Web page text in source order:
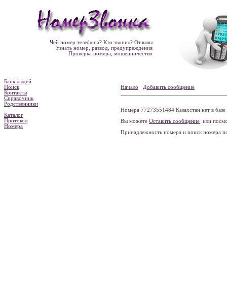
Чей номер телефона? Кто звонил? Отзывы
Узнать номер, развод, предупреждения
Проверка номера, мошенничество
Банк людей
Поиск
Контакты
Справочник
Родственники
Каталог
Протокол
Номера
Начало Добавить сообщение
Номера 77273551484 Казахстан нет в базе
Вы можете Оставить сообщение или
Принадлежность номера и поиск номера